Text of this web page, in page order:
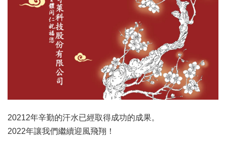
20212年辛勤的汗水已經取得成功的成果。
2022年讓我們繼續迎風飛翔！